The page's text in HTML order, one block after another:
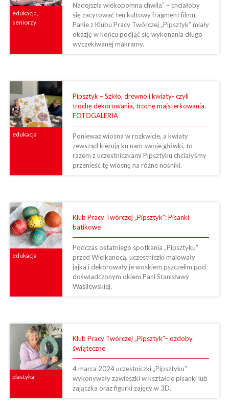
edukacja,
seniorzy
Nadejszła wiekopomna chwila” – chciałoby
się zacytować ten kultowy fragment filmu.
Panie z Klubu Pracy Twórczej „Pipsztyk” miały
okazję w końcu podjąć się wykonania długo
wyczekiwanej makramy.
edukacja
Pipsztyk – Szkło, drewno i kwiaty- czyli
trochę dekorowania, trochę majsterkowania.
FOTOGALERIA
Ponieważ wiosna w rozkwicie, a kwiaty
zewsząd kierują ku nam swoje główki, to
razem z uczestniczkami Pipsztyku chciałyśmy
przenieść tę wiosnę na różne nośniki.
edukacja
Klub Pracy Twórczej „Pipsztyk”: Pisanki
batikowe
Podczas ostatniego spotkania „Pipsztyku”
przed Wielkanocą, uczestniczki malowały
jajka i dekorowały je woskiem pszczelim pod
doświadczonym okiem Pani Stanisławy
Wasilewskiej.
plastyka
Klub Pracy Twórczej „Pipsztyk”– ozdoby
świąteczne
4 marca 2024 uczestniczki „Pipsztyku”
wykonywały zawieszki w kształcie pisanki lub
zajączka oraz figurki zajęcy w 3D.